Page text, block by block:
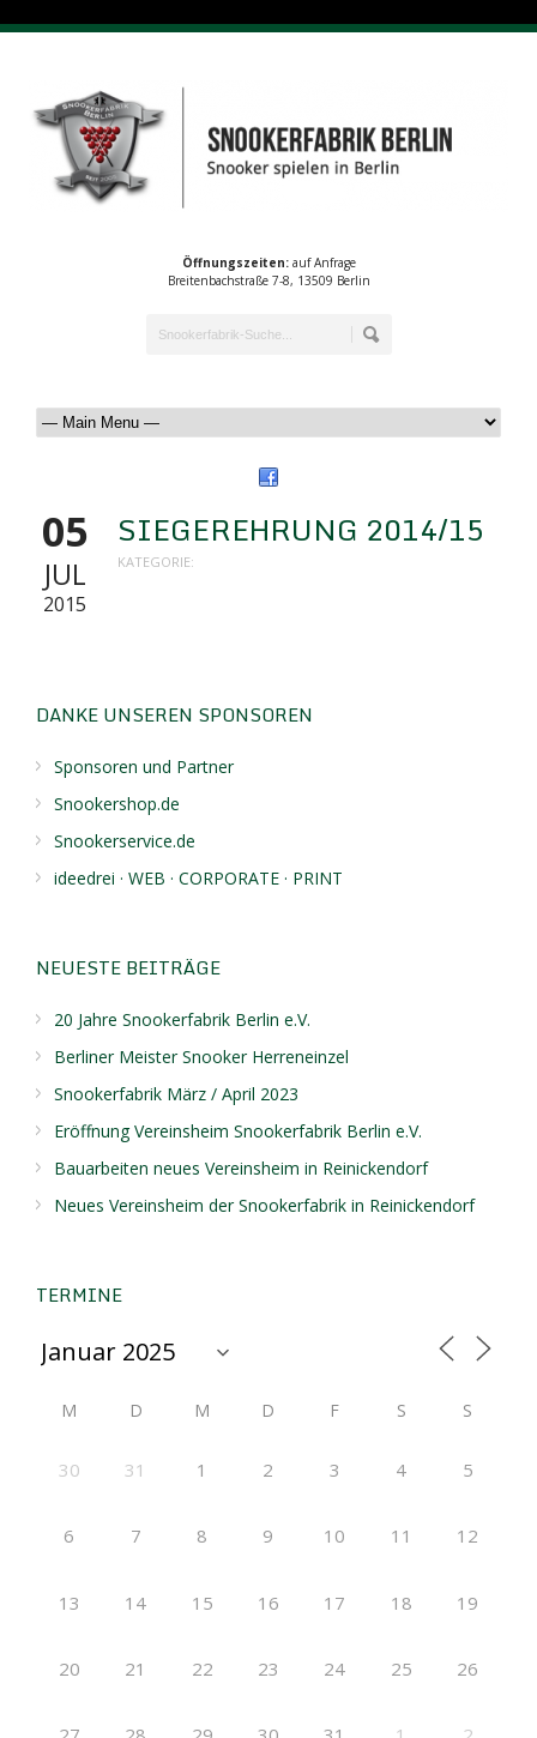
Öffnungszeiten:auf Anfrage
Breitenbachstraße 7-8, 13509 Berlin
05
JUL
2015
SIEGEREHRUNG 2014/15
KATEGORIE:
DANKE UNSEREN SPONSOREN
Sponsoren und Partner
Snookershop.de
Snookerservice.de
ideedrei · WEB · CORPORATE · PRINT
NEUESTE BEITRÄGE
20 Jahre Snookerfabrik Berlin e.V.
Berliner Meister Snooker Herreneinzel
Snookerfabrik März / April 2023
Eröffnung Vereinsheim Snookerfabrik Berlin e.V.
Bauarbeiten neues Vereinsheim in Reinickendorf
Neues Vereinsheim der Snookerfabrik in Reinickendorf
TERMINE
M D M D F S S
30 31 1 2 3 4 5
6 7 8 9 10 11 12
13 14 15 16 17 18 19
20 21 22 23 24 25 26